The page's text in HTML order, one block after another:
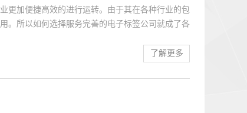
更加便捷高效的进行运转。由于其在各种行业的包
。所以如何选择服务完善的电子标签公司就成了各
具有很好的防伪功能是公司对电子标签选择的关
的电子标签来获取关于这件产品的全部信息，其电
了解更多